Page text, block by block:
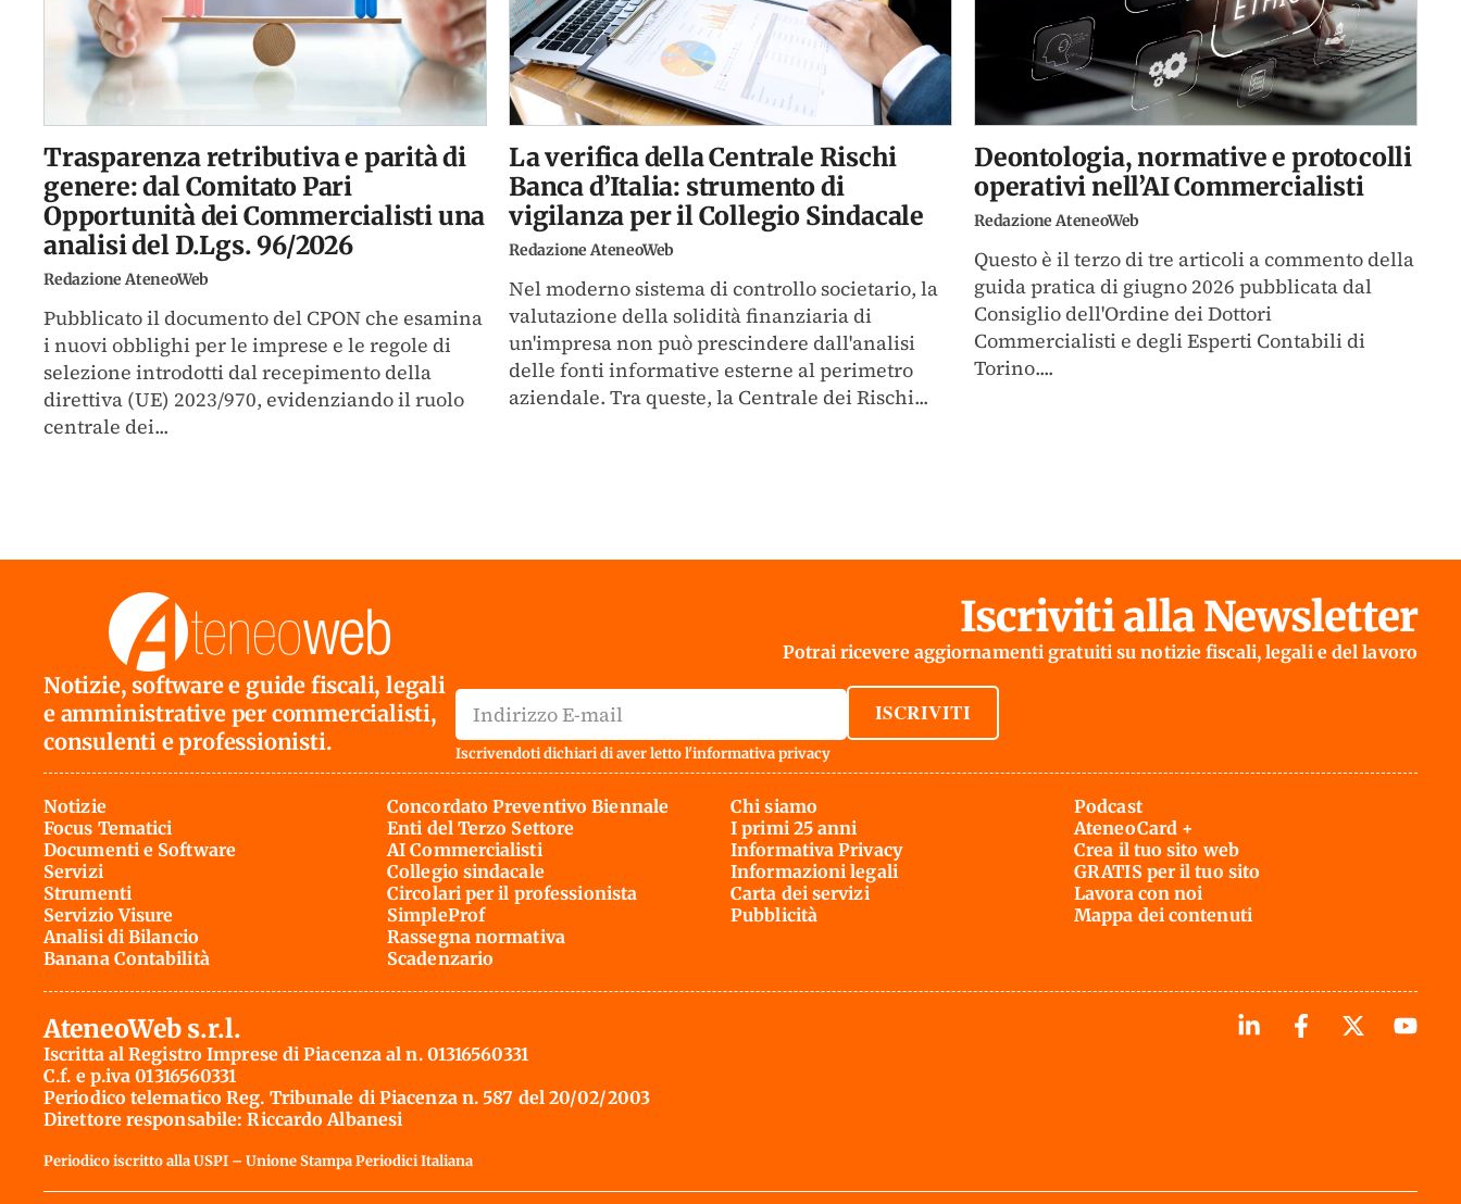
Trasparenza retributiva e parità di
genere: dal Comitato Pari
Opportunità dei Commercialisti una
analisi del D.Lgs. 96/2026
Redazione AteneoWeb
Pubblicato il documento del CPON che esamina
i nuovi obblighi per le imprese e le regole di
selezione introdotti dal recepimento della
direttiva (UE) 2023/970, evidenziando il ruolo
centrale dei...
La verifica della Centrale Rischi
Banca d’Italia: strumento di
vigilanza per il Collegio Sindacale
Redazione AteneoWeb
Nel moderno sistema di controllo societario, la
valutazione della solidità finanziaria di
un'impresa non può prescindere dall'analisi
delle fonti informative esterne al perimetro
aziendale. Tra queste, la Centrale dei Rischi...
Deontologia, normative e protocolli
operativi nell’AI Commercialisti
Redazione AteneoWeb
Questo è il terzo di tre articoli a commento della
guida pratica di giugno 2026 pubblicata dal
Consiglio dell'Ordine dei Dottori
Commercialisti e degli Esperti Contabili di
Torino....
Notizie, software e guide fiscali, legali
e amministrative per commercialisti,
consulenti e professionisti.
Iscriviti alla Newsletter
Potrai ricevere aggiornamenti gratuiti su notizie fiscali, legali e del lavoro
ISCRIVITI
Iscrivendoti dichiari di aver letto l'informativa privacy
Notizie
Focus Tematici
Documenti e Software
Servizi
Strumenti
Servizio Visure
Analisi di Bilancio
Banana Contabilità
Concordato Preventivo Biennale
Enti del Terzo Settore
AI Commercialisti
Collegio sindacale
Circolari per il professionista
SimpleProf
Rassegna normativa
Scadenzario
Chi siamo
I primi 25 anni
Informativa Privacy
Informazioni legali
Carta dei servizi
Pubblicità
Podcast
AteneoCard +
Crea il tuo sito web
GRATIS per il tuo sito
Lavora con noi
Mappa dei contenuti
AteneoWeb s.r.l.
Iscritta al Registro Imprese di Piacenza al n. 01316560331
C.f. e p.iva 01316560331
Periodico telematico Reg. Tribunale di Piacenza n. 587 del 20/02/2003
Direttore responsabile: Riccardo Albanesi
Periodico iscritto alla USPI – Unione Stampa Periodici Italiana